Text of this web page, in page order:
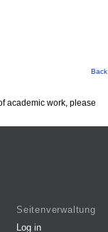
Back
academic work, please
Seitenverwaltung
Log in